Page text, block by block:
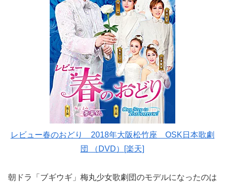
レビュー春のおどり 2018年大阪松竹座 OSK日本歌劇
団 （DVD）[楽天]
朝ドラ「ブギウギ」梅丸少女歌劇団のモデルになったのは